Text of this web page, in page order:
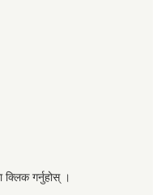
क्लिक गर्नुहोस् ।